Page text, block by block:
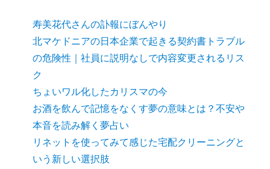
寿美花代さんの訃報にぼんやり
北マケドニアの日本企業で起きる契約書トラブル
の危険性｜社員に説明なしで内容変更されるリス
ク
ちょいワル化したカリスマの今
お酒を飲んで記憶をなくす夢の意味とは？不安や
本音を読み解く夢占い
リネットを使ってみて感じた宅配クリーニングと
いう新しい選択肢